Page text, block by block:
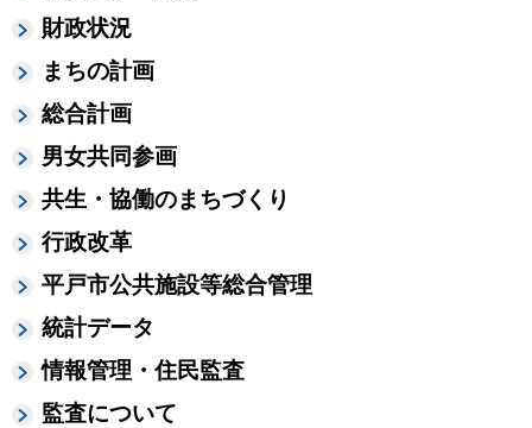
財政状況
まちの計画
総合計画
男女共同参画
共生・協働のまちづくり
行政改革
平戸市公共施設等総合管理
統計データ
情報管理・住民監査
監査について